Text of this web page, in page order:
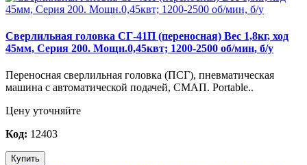
Сверлильная головка СГ-41П (переносная) Вес 1,8кг, ход
45мм, Серия 200. Мощн.0,45квт; 1200-2500 об/мин, б/у
Переносная сверлильная головка (ПСГ), пневматическая
машина с автоматической подачей, СМАП. Portable..
Цену уточняйте
Код: 12403
Купить